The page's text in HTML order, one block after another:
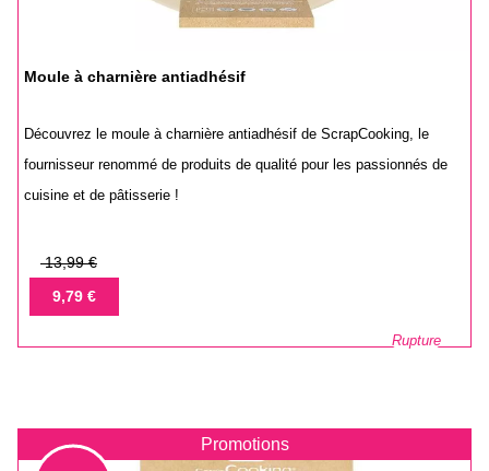
Moule à charnière antiadhésif
Découvrez le moule à charnière antiadhésif de ScrapCooking, le
fournisseur renommé de produits de qualité pour les passionnés de
cuisine et de pâtisserie !
Prix
base
13,99 €
Prix9,79 €
Rupture
Promotions